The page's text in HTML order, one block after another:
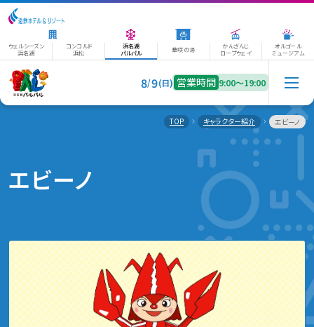
ウェルシーズン
浜名湖
コンコルド
浜松
浜名湖
パルパル
華咲の湯
かんざんじ
ロープウェイ
オルゴール
ミュージアム
8/9(日) 営業時間 9:00〜19:00
TOP キャラクター紹介 エビーノ
エビーノ